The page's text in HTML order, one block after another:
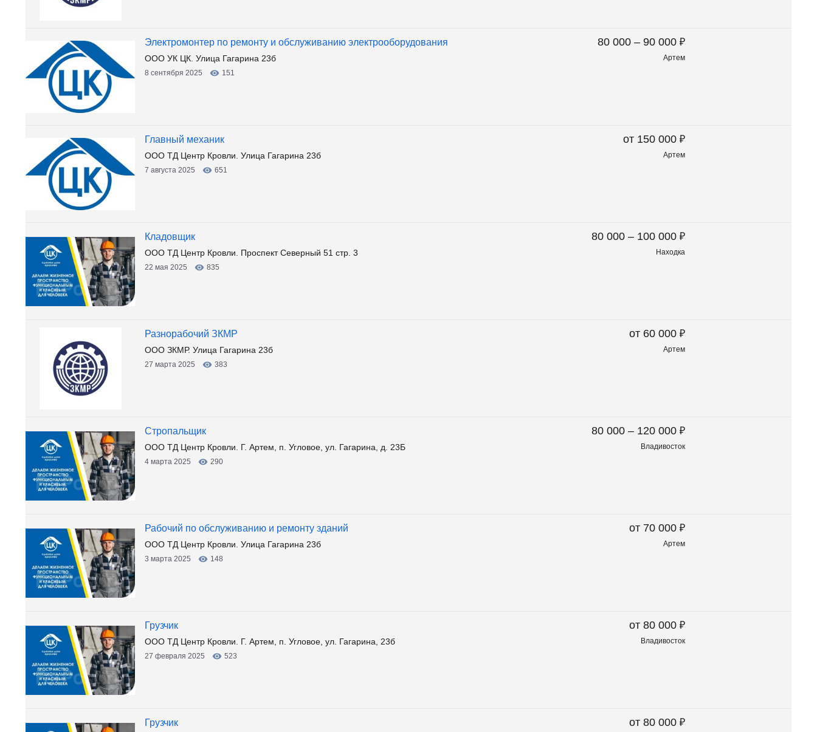
80 000 – 90 000 ₽
Артем
Электромонтер по ремонту и обслуживанию электрооборудования
OOO УК ЦК. Улица Гагарина 23б
8 сентября 2025 151
от 150 000 ₽
Артем
Главный механик
ООО ТД Центр Кровли. Улица Гагарина 23б
7 августа 2025 651
80 000 – 100 000 ₽
Находка
Кладовщик
ООО ТД Центр Кровли. Проспект Северный 51 стр. 3
22 мая 2025 835
от 60 000 ₽
Артем
Разнорабочий ЗКМР
ООО ЗКМР. Улица Гагарина 23б
27 марта 2025 383
80 000 – 120 000 ₽
Владивосток
Стропальщик
ООО ТД Центр Кровли. Г. Артем, п. Угловое, ул. Гагарина, д. 23Б
4 марта 2025 290
от 70 000 ₽
Артем
Рабочий по обслуживанию и ремонту зданий
ООО ТД Центр Кровли. Улица Гагарина 23б
3 марта 2025 148
от 80 000 ₽
Владивосток
Грузчик
ООО ТД Центр Кровли. Г. Артем, п. Угловое, ул. Гагарина, 23б
27 февраля 2025 523
от 80 000 ₽
Грузчик